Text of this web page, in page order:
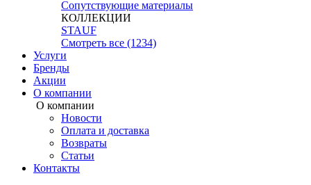
Сопутствующие материалы
КОЛЛЕКЦИИ
STAUF
Смотреть все (1234)
Услуги
Бренды
Акции
О компании
О компании
Новости
Оплата и доставка
Возвраты
Статьи
Контакты